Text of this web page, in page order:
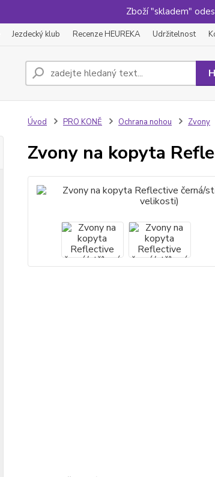
Zboží "skladem"
Jezdecký klub Recenze HEUREKA Udržitelnost
Úvod PRO KONĚ Ochrana nohou Zvony
Zvony na kopyta